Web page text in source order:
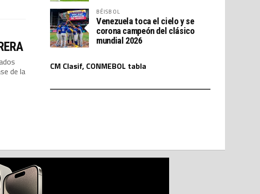
de la
BÉISBOL
Venezuela toca el cielo y se
corona campeón del clásico
mundial 2026
CM Clasif, CONMEBOL tabla